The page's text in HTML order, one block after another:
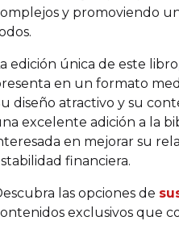
y promoviendo
edición única de este
en un formato
diseño atractivo y su
excelente adición a la
en mejorar su
financiera.
las opciones de
exclusivos que